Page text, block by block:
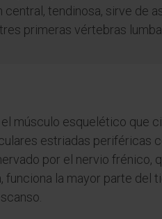
central, tendinosa, sirve de
primeras vértebras
músculo esquelético que
estriadas periféricas
por el nervio frénico,
funciona la mayor parte del